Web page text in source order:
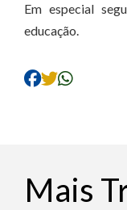
Em especial
educação.
Mais